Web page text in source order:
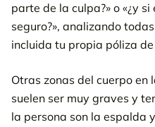
parte de la culpa?» o «¿y
seguro?», analizando
incluida tu propia póliza
Otras zonas del cuerpo en
suelen ser muy graves y
la persona son la espalda